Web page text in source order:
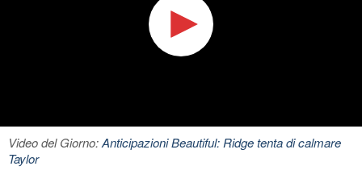
Video del Giorno:Anticipazioni Beautiful: Ridge tenta di calmare
Taylor